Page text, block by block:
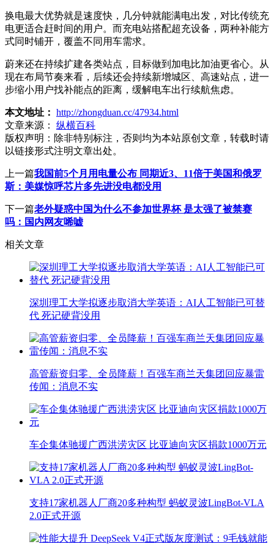
换电最大优势就是速度快，几分钟就能满电出发，对比传统充
电更适合赶时间的用户。而充电站搭配超充设备，两种补能方
式同时铺开，覆盖不同用车需求。
蔚来还在持续扩建各类站点，目标做到加电比加油更省心。从
现在布局节奏来看，后续还会持续新增城区、高速站点，进一
步缩小用户找补能点的距离，缓解电车出行续航焦虑。
本文地址： http://zhongduan.cc/47934.html
文章来源：
纵横百科
版权声明： 除非特别标注，否则均为本站原创文章，转载时请
以链接形式注明文章出处。
上一篇我国前5个月用电量公布 同期近3、11倍于美国和俄罗
斯：美媒惊呼芯片多先进没电都没用
下一篇老外疑惑中国为什么不参加世界杯 是太强了被禁赛
吗：国内网友唏嘘
相关文章
深圳理工大学拟逐步取消大学英语：AI人工智能已可替
代 死记硬背没用
高管薪资归零、全员降薪！百强车商兰天集团回应暴雷
传闻：消息不实
车企集体驰援广西洪涝灾区 比亚迪向灾区捐款1000万元
支持17家机器人厂商20多种构型 蚂蚁灵波LingBot-VLA
2.0正式开源